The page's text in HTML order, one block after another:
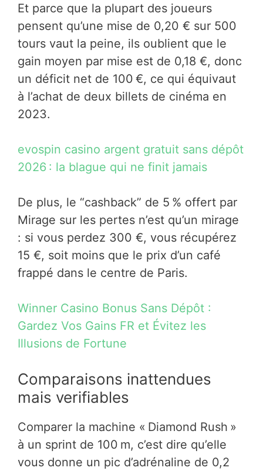
Et parce que la plupart des joueurs
pensent qu’une mise de 0,20 € sur 500
tours vaut la peine, ils oublient que le
gain moyen par mise est de 0,18 €, donc
un déficit net de 100 €, ce qui équivaut
à l’achat de deux billets de cinéma en
2023.
evospin casino argent gratuit sans dépôt
2026 : la blague qui ne finit jamais
De plus, le “cashback” de 5 % offert par
Mirage sur les pertes n’est qu’un mirage
: si vous perdez 300 €, vous récupérez
15 €, soit moins que le prix d’un café
frappé dans le centre de Paris.
Winner Casino Bonus Sans Dépôt :
Gardez Vos Gains FR et Évitez les
Illusions de Fortune
Comparaisons inattendues
mais verifiables
Comparer la machine « Diamond Rush »
à un sprint de 100 m, c’est dire qu’elle
vous donne un pic d’adrénaline de 0,2